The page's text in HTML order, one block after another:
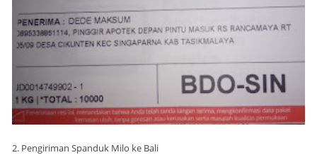
2. Pengiriman Spanduk Milo ke Bali